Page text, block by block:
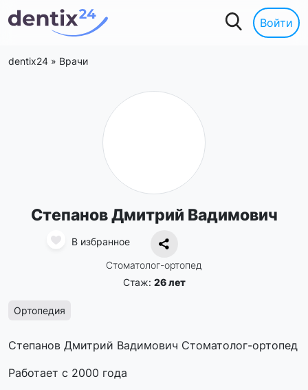
Войти
dentix24 » Врачи
Степанов Дмитрий Вадимович
В избранное
Стоматолог-ортопед
Стаж: 26 лет
Ортопедия
Степанов Дмитрий Вадимович Стоматолог-ортопед
Работает с 2000 года